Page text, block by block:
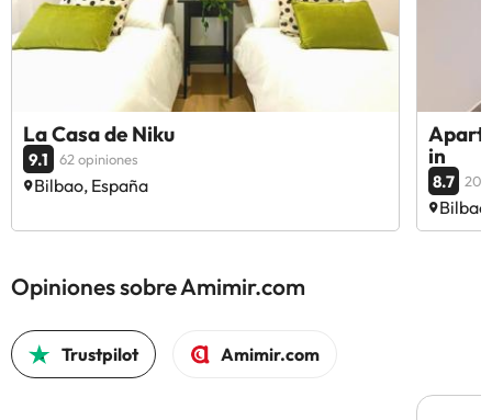
La Casa de Niku
9.1 62 opiniones
Bilbao, España
in
8.7 201
Opiniones sobre Amimir.com
Trustpilot Amimir.com